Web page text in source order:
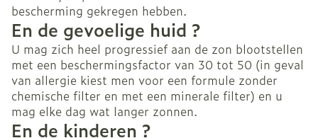
bescherming gekregen hebben.
En de gevoelige huid ?
U mag zich heel progressief aan de zon blootstellen
met een beschermingsfactor van 30 tot 50 (in geval
van allergie kiest men voor een formule zonder
chemische filter en met een minerale filter) en u
mag elke dag wat langer zonnen.
En de kinderen ?